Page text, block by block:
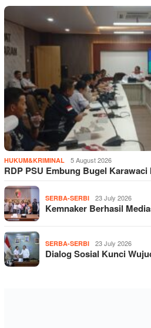
HUKUM&KRIMINAL 5 August 2026
RDP PSU Embung Bugel
SERBA-SERBI 23 July 2026
Kemnaker Berhasil
SERBA-SERBI 23 July 2026
Dialog Sosial Kunci